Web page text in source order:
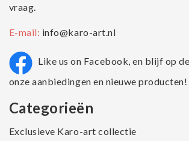
vraag.
E-mail: info@karo-art.nl
Like us on Facebook, en blijf op
onze aanbiedingen en nieuwe producten!
Categorieën
Exclusieve Karo-art collectie